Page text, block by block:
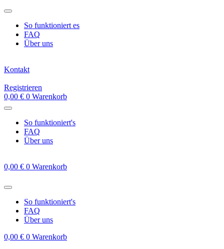
Zum
springenSo funktioniert es
FAQ
Über uns
Kontakt
Registrieren
0,00 € 0 Warenkorb
So funktioniert's
FAQ
Über uns
0,00 € 0 Warenkorb
So funktioniert's
FAQ
Über uns
0,00 € 0 Warenkorb